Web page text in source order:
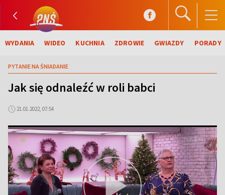
WYDANIA WIDEO KUCHNIA ZDROWIE GWIAZDY PORADY
PYTANIE NA ŚNIADANIE
Jak się odnaleźć w roli babci
21.01.2022, 07:54